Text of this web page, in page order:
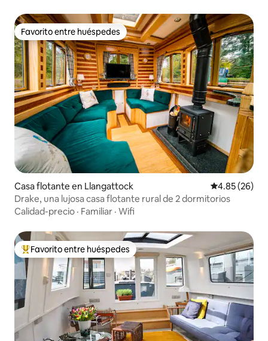
Favorito entre huéspedes
Favorito entre huéspedes
Casa flotante en Llangattock Calificación
4.85 (26)
Drake, una lujosa casa flotante rural de 2 dormitorios
Calidad-precio · Familiar · Wifi
Favorito entre huéspedes preferido
Favorito entre huéspedes